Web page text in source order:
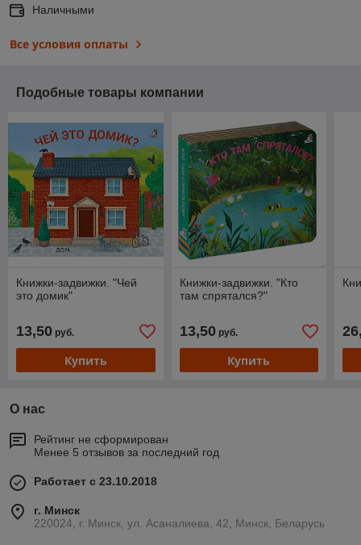
Наличными
Все условия оплаты
Подобные товары компании
Книжки-задвижки. "Чей
это домик"
13,50 руб.
Купить
Книжки-задвижки. "Кто
там спрятался?"
13,50руб.
Купить
О нас
Рейтинг не сформирован
Менее 5 отзывов за последний год
Работает с 23.10.2018
г. Минск
220024, г. Минск, ул. Асаналиева, 42, Минск, Беларусь